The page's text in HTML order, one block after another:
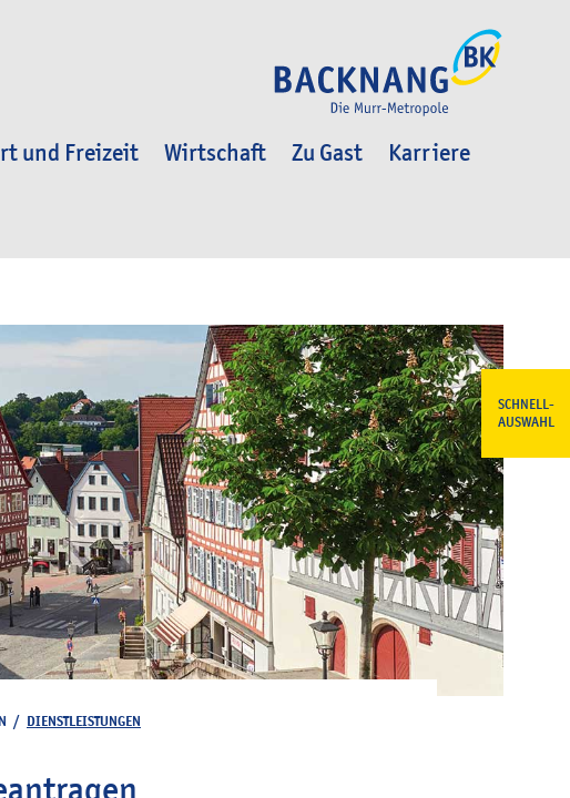
und Freizeit Wirtschaft Zu Gast
Karriere
SCHNELL-
AUSWAHL
/ DIENSTLEISTUNGEN